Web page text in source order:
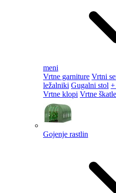
meni
Vrtne garniture Vrtni
ležalniki Gugalni stol +
Vrtne klopi Vrtne škatle
Gojenje rastlin